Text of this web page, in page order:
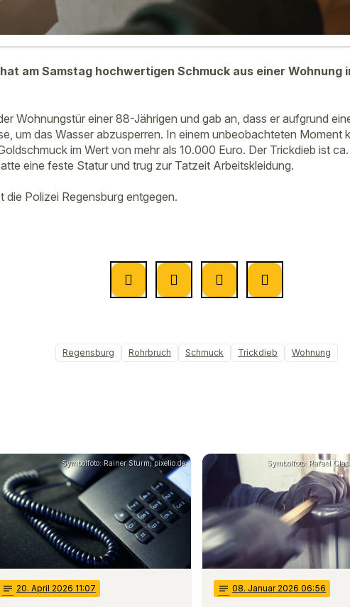
am Samstag hochwertigen Schmuck aus einer Wohnung
Wohnungstür einer 88-Jährigen und gab an, dass er aufgrund
um das Wasser abzusperren. In einem unbeobachteten Moment
im Wert von mehr als 10.000 Euro. Der Trickdieb ist
eine feste Statur und trug zur Tatzeit Arbeitskleidung.
die Polizei Regensburg entgegen.
Regensburg Rohrbruch Schmuck Trickdieb Wohnung
Symbolfoto: Rainer Sturm, pixelio.de
notes 20. April 2026 11:07
Symbolfoto: Rafael
notes 08. Januar 2026 06:56